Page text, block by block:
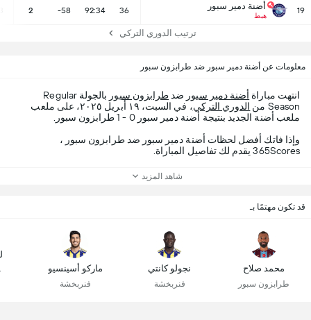
19 أضنة دمير سبور
هبط
36
92:34
-58
2
ترتيب الدوري التركي
معلومات عن أضنة دمير سبور ضد طرابزون سبور
انتهت مباراة أضنة دمير سبور ضد طرابزون سبور
بالجولة Regular
Season من
الدوري التركي
، في السبت، ١٩ أبريل ٢٠٢٥، على ملعب
ملعب أضنة الجديد بنتيجة أضنة دمير سبور 0 - 1 طرابزون سبور.
وإذا فاتك أفضل لحظات أضنة دمير سبور ضد طرابزون سبور ،
365Scores يقدم لك تفاصيل المباراة.
شاهد المزيد
قد تكون مهتمًا بـ
محمد صلاح
طرابزون سبور
نجولو كانتي
فنربخشة
ماركو أسينسيو
فنربخشة